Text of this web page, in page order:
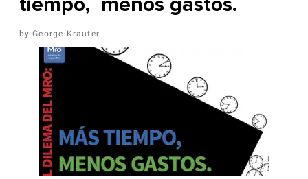
George Krauter